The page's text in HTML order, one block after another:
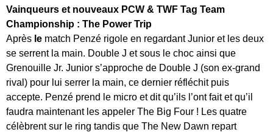
Vainqueurs et nouveaux PCW & TWF Tag Team
Championship : The Power Trip
Après le match Penzé rigole en regardant Junior et les deux
se serrent la main. Double J et sous le choc ainsi que
Grenouille Jr. Junior s’approche de Double J (son ex-grand
rival) pour lui serrer la main, ce dernier réfléchit puis
accepte. Penzé prend le micro et dit qu’ils l’ont fait et qu’il
faudra maintenant les appeler The Big Four ! Les quatre
célèbrent sur le ring tandis que The New Dawn repart